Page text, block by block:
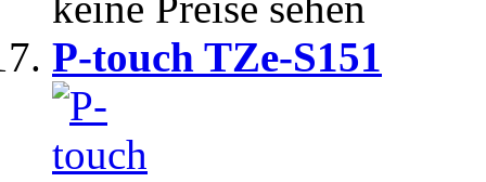
P-touch TZe-S151